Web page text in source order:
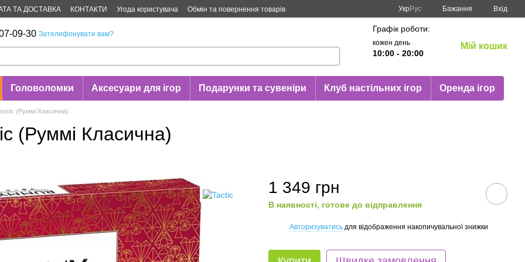
ТА ДОСТАВКА КОНТАКТИ Угода користувача
Обмін та повернення товарів
УкрРус Бажання Вхід
09-30 Зателефонувати вам?
Графік роботи:
кожен день
10:00 - 20:00
Мій кошик
Головоломки Аксесуари для ігор Подарунки та сувеніри Клуб настільних ігор Оренда ігор
(Руммі Класична)
(Руммі Класична)
1 349 грн
В наявності, готове до відправлення
Авторизуватись для відображення накопичувальної знижки